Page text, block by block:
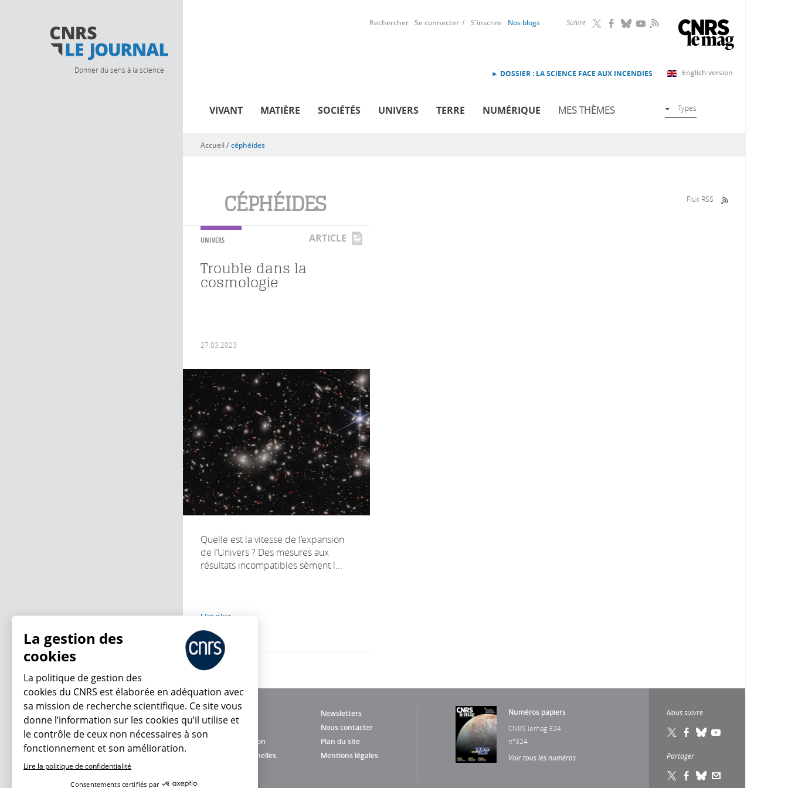
Donner du sens à la science
Suivre RSS
Rechercher Se connecter S'inscrire Nos blogs
English version
► DOSSIER : LA SCIENCE FACE AUX INCENDIES
VIVANT MATIÈRE SOCIÉTÉS UNIVERS TERRE NUMÉRIQUE MES THÈMES Types
Vous êtes ici
Accueil/céphéides
CÉPHÉIDES Flux RSS
UNIVERS ARTICLE
Trouble dans la
cosmologie
27.03.2023
Quelle est la vitesse de l’expansion
de l’Univers ? Des mesures aux
résultats incompatibles sèment l...
Lire plus
Newsletters
Nous contacter
Charte d'utilisation
Plan du site
Données personnelles
Mentions légales
Numéros papiers
CNRS lemag 324
n°324
Voir tous les numéros
Nous suivre
Partager
En ce moment
La gestion des
cookies
La politique de gestion des
cookies du CNRS est élaborée en adéquation avec
sa mission de recherche scientifique. Ce site vous
donne l’information sur les cookies qu’il utilise et
le contrôle de ceux non nécessaires à son
fonctionnement et son amélioration.
Lire la politique de confidentialité
Consentements certifiés par